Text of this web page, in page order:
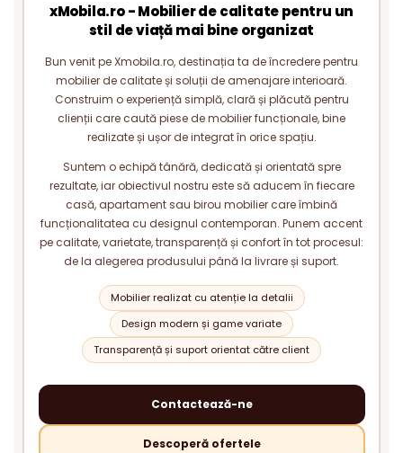
xMobila.ro - Mobilier de calitate pentru un
stil de viață mai bine organizat
Bun venit pe Xmobila.ro, destinația ta de încredere pentru
mobilier de calitate și soluții de amenajare interioară.
Construim o experiență simplă, clară și plăcută pentru
clienții care caută piese de mobilier funcționale, bine
realizate și ușor de integrat în orice spațiu.
Suntem o echipă tânără, dedicată și orientată spre
rezultate, iar obiectivul nostru este să aducem în fiecare
casă, apartament sau birou mobilier care îmbină
funcționalitatea cu designul contemporan. Punem accent
pe calitate, varietate, transparență și confort în tot procesul:
de la alegerea produsului până la livrare și suport.
Mobilier realizat cu atenție la detalii
Design modern și game variate
Transparență și suport orientat către client
Contactează-ne
Descoperă ofertele